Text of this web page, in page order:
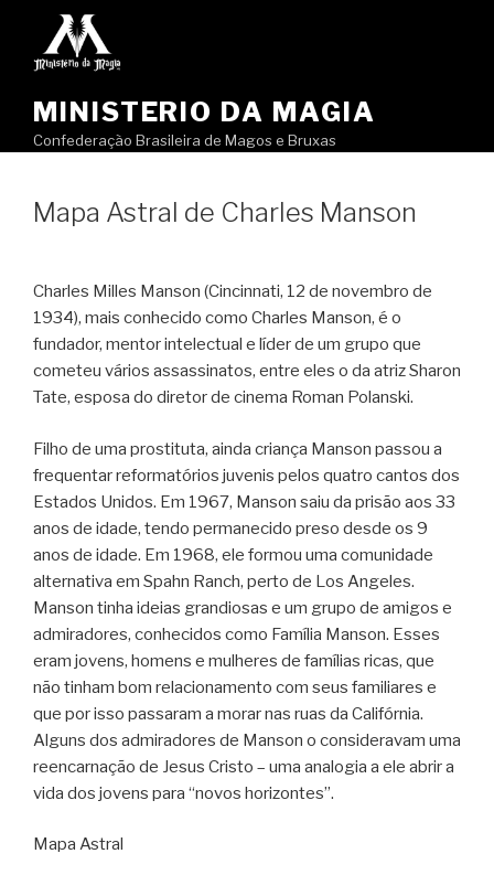
MINISTERIO DA MAGIA
Confederação Brasileira de Magos e Bruxas
Mapa Astral de Charles Manson
Charles Milles Manson (Cincinnati, 12 de novembro de
1934), mais conhecido como Charles Manson, é o
fundador, mentor intelectual e líder de um grupo que
cometeu vários assassinatos, entre eles o da atriz Sharon
Tate, esposa do diretor de cinema Roman Polanski.
Filho de uma prostituta, ainda criança Manson passou a
frequentar reformatórios juvenis pelos quatro cantos dos
Estados Unidos. Em 1967, Manson saiu da prisão aos 33
anos de idade, tendo permanecido preso desde os 9
anos de idade. Em 1968, ele formou uma comunidade
alternativa em Spahn Ranch, perto de Los Angeles.
Manson tinha ideias grandiosas e um grupo de amigos e
admiradores, conhecidos como Família Manson. Esses
eram jovens, homens e mulheres de famílias ricas, que
não tinham bom relacionamento com seus familiares e
que por isso passaram a morar nas ruas da Califórnia.
Alguns dos admiradores de Manson o consideravam uma
reencarnação de Jesus Cristo – uma analogia a ele abrir a
vida dos jovens para “novos horizontes”.
Mapa Astral